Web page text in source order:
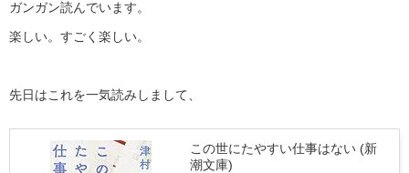
ガンガン読んでいます。
楽しい。すごく楽しい。
先日はこれを一気読みしまして、
この世にたやすい仕事はない (新
潮文庫)